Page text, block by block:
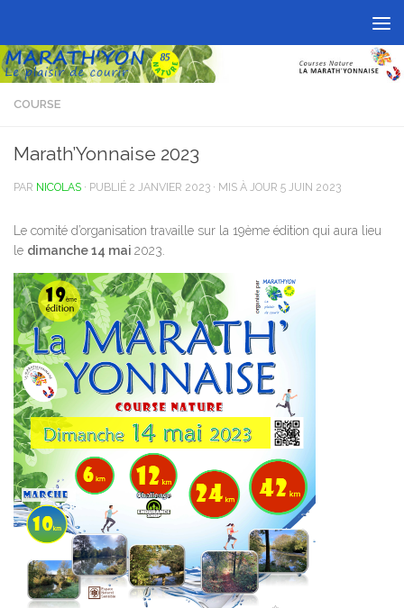
COURSE
Marath’Yonnaise 2023
PAR NICOLAS · PUBLIÉ 2 JANVIER 2023 · MIS À JOUR 5 JUIN 2023
Le comité d’organisation travaille sur la 19ème édition qui aura lieu
le dimanche 14 mai 2023.